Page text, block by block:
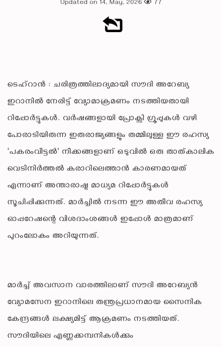
Updated on 14, May, 2026 77
ടെഹ്റാൻ : ചരിത്രത്തിലാദ്യമായി സൗദി അറേബ്യ
ഇറാനിൽ നേരിട്ട് വ്യോമാക്രമണം നടത്തിയതായി
റിപ്പോർട്ടുകൾ. വർഷങ്ങളായി പ്രോക്സി ഗ്രൂപ്പുകൾ വഴി
പോരാടിയിരുന്ന ഇരുരാജ്യങ്ങളും തമ്മിലുള്ള ഈ രഹസ്യ
'പകരംവീട്ടൽ' നീക്കങ്ങളാണ് ഒടുവിൽ ഒരു താത്കാലിക
വെടിനിർത്തൽ കരാറിലെത്താൻ കാരണമായത്
എന്നാണ് അന്താരാഷ്ട്ര മാധ്യമ റിപ്പോർട്ടുകൾ
സൂചിപ്പിക്കുന്നത്. മാർച്ചിൽ നടന്ന ഈ അതീവ രഹസ്യ
ഓപ്പറേഷന്റെ വിശദാംശങ്ങൾ ഇപ്പോൾ മാത്രമാണ്
പുറംലോകം അറിയുന്നത്.
മാർച്ച് അവസാന വാരത്തിലാണ് സൗദി അറേബ്യൻ
വ്യോമസേന ഇറാനിലെ തന്ത്രപ്രധാനമായ സൈനിക
കേന്ദ്രങ്ങൾ ലക്ഷ്യമിട്ട് ആക്രമണം നടത്തിയത്.
സൗദിയിലെ എണ്ണക്കമ്പനികൾക്കും